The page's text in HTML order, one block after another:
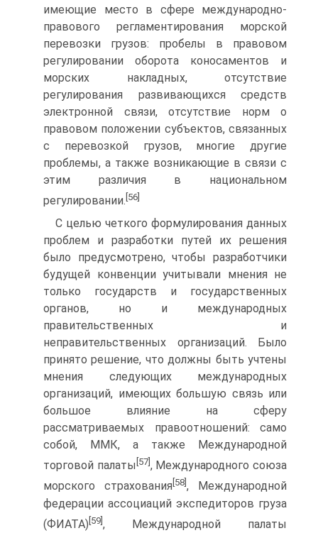
имеющие место в сфере международно-
правового регламентирования морской
перевозки грузов: пробелы в правовом
регулировании оборота коносаментов и
морских накладных, отсутствие
регулирования развивающихся средств
электронной связи, отсутствие норм о
правовом положении субъектов, связанных
с перевозкой грузов, многие другие
проблемы, а также возникающие в связи с
этим различия в национальном
регулировании. [56]
С целью четкого формулирования данных
проблем и разработки путей их решения
было предусмотрено, чтобы разработчики
будущей конвенции учитывали мнения не
только государств и государственных
органов, но и международных
правительственных и
неправительственных организаций. Было
принято решение, что должны быть учтены
мнения следующих международных
организаций, имеющих большую связь или
большое влияние на сферу
рассматриваемых правоотношений: само
собой, ММК, а также Международной
торговой палаты [57] , Международного союза
морского страхования [58] , Международной
федерации ассоциаций экспедиторов груза
(ФИАТА) [59], Международной палаты